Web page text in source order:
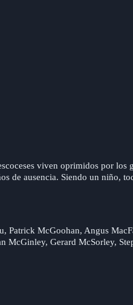
viven oprimidos por los
de ausencia. Siendo un niño,
Patrick McGoohan, Angus
McGinley, Gerard McSorley,